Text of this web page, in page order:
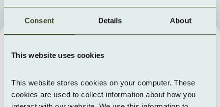
Consent Details About
This website uses cookies
This website stores cookies on your computer. These
cookies are used to collect information about how you
Wie die Microapplication im
Walkthrough